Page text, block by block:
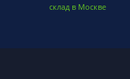
склад в Москве